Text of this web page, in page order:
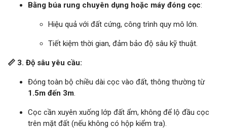
Bằng búa rung chuyên dụng hoặc máy đóng cọc:
Hiệu quả với đất cứng, công trình quy mô lớn.
Tiết kiệm thời gian, đảm bảo độ sâu kỹ thuật.
📏 3. Độ sâu yêu cầu:
Đóng toàn bộ chiều dài cọc vào đất, thông thường từ
1.5m đến 3m.
Cọc cần xuyên xuống lớp đất ẩm, không để lộ đầu cọc
trên mặt đất (nếu không có hộp kiểm tra).